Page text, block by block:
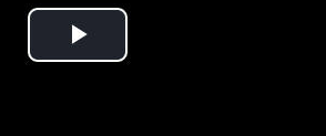
Play Video